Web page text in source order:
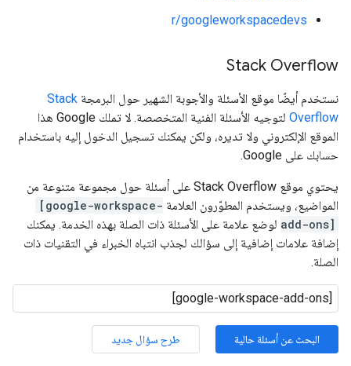
r/googleworkspacedevs
Stack Overflow
نستخدم أيضًا موقع الأسئلة والأجوبة الشهير حول البرمجة Stack
Overflow
لتوجيه الأسئلة الفنية المتخصصة. لا تملك Google هذا
الموقع الإلكتروني ولا تديره، ولكن يمكنك تسجيل الدخول إليه باستخدام
حسابك على Google.
يحتوي موقع Stack Overflow على أسئلة حول مجموعة متنوعة من
المواضيع، ويستخدم المطوّرون العلامة [google-workspace-
add-ons] لوضع علامة على الأسئلة ذات الصلة بهذه الخدمة. يمكنك
إضافة علامات إضافية إلى سؤالك لجذب انتباه الخبراء في التقنيات ذات
الصلة.
البحث عن أسئلة حالية طرح سؤال جديد